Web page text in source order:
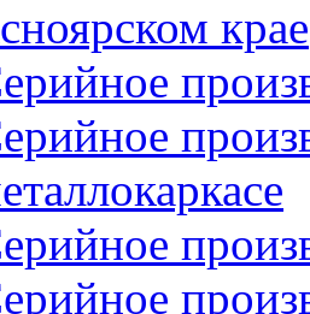
крае